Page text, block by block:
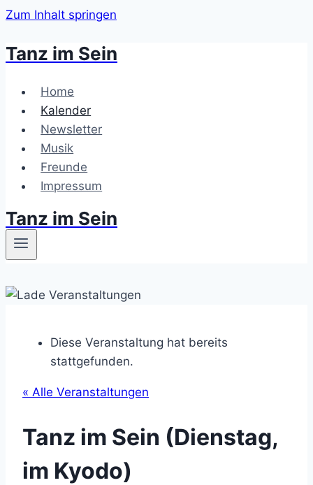
Zum Inhalt springen
Tanz im Sein
Home
Kalender
Newsletter
Musik
Freunde
Impressum
Tanz im Sein
Diese Veranstaltung hat bereits
stattgefunden.
« Alle Veranstaltungen
Tanz im Sein (Dienstag,
im Kyodo)